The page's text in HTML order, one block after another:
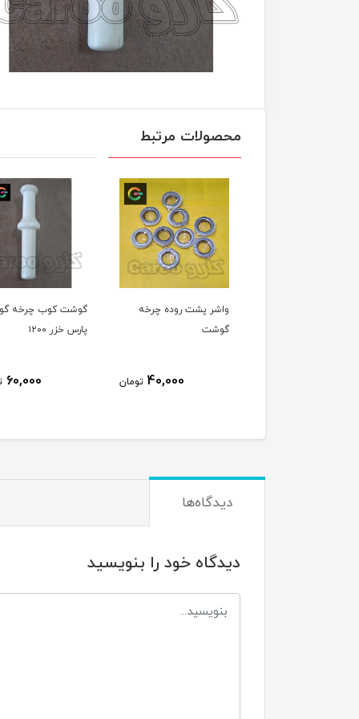
محصولات مرتبط
واشر پشت روده چرخه
گوشت
40,000 تومان
گوشت کوب چرخه
پارس خزر ۱۲۰۰
60,000
دیدگاه‌ها
دیدگاه خود را بنویسید